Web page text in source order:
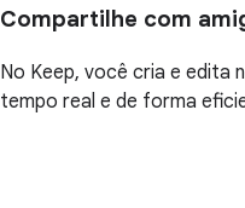
Compartilhe com
No Keep, você cria e edita
tempo real e de forma